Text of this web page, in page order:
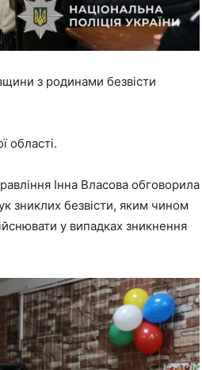
з родинами безвісти
області.
Інна Власова обговорила
зниклих безвісти, яким чином
у випадках зникнення